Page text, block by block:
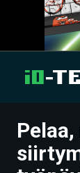
UUTISET